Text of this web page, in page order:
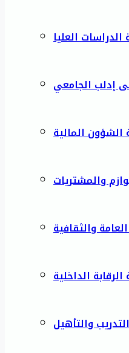
الدراسات العليا
إدلب الجامعي
الشؤون المالية
والمشتريات
والثقافية
الرقابة الداخلية
والتأهيل